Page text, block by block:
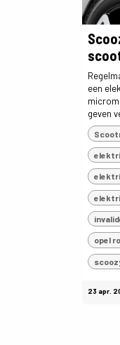
een
geven
opel
23 apr.